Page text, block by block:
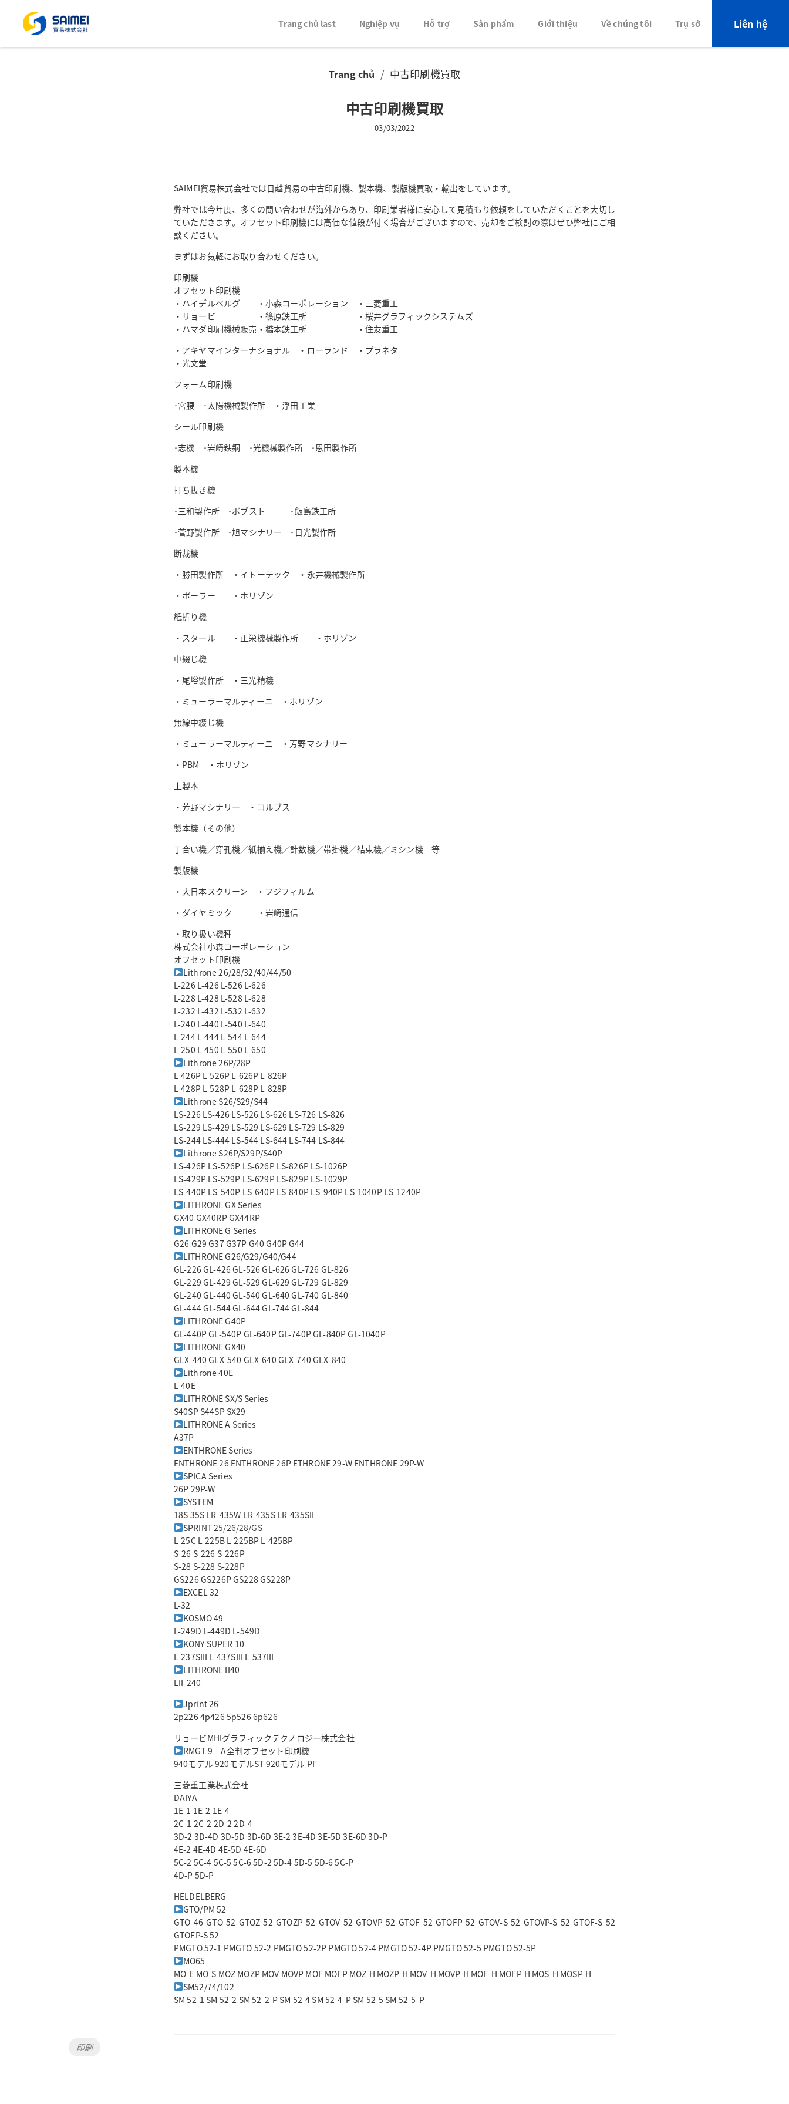
Trang chủ last Nghiệp vụ Hỗ trợ Sản phẩm Giới thiệu Về chúng tôi Trụ sở Liên hệ
Trang chủ / 中古印刷機買取
中古印刷機買取
03/03/2022
SAIMEI貿易株式会社では日越貿易の中古印刷機、製本機、製版機買取・輸出をしています。
弊社では今年度、多くの問い合わせが海外からあり、印刷業者様に安心して見積もり依頼をしていただくことを大切し
ていただきます。オフセット印刷機には高価な値段が付く場合がございますので、売却をご検討の際はぜひ弊社にご相
談ください。
まずはお気軽にお取り合わせください。
印刷機
オフセット印刷機
・ハイデルベルグ ・小森コーポレーション ・三菱重工
・リョービ ・篠原鉄工所 ・桜井グラフィックシステムズ
・ハマダ印刷機械販売・橋本鉄工所 ・住友重工
・アキヤマインターナショナル ・ローランド ・プラネタ
・光文堂
フォーム印刷機
･宮腰 ･太陽機械製作所 ・浮田工業
シール印刷機
･志機 ･岩崎鉄鋼 ･光機械製作所 ･恩田製作所
製本機
打ち抜き機
･三和製作所 ･ボブスト ･飯島鉄工所
･菅野製作所 ･旭マシナリー ･日光製作所
断裁機
・勝田製作所 ・イトーテック ・永井機械製作所
・ポーラー ・ホリゾン
紙折り機
・スタール ・正栄機械製作所 ・ホリゾン
中綴じ機
・尾﨏製作所 ・三光精機
・ミューラーマルティーニ ・ホリゾン
無線中綴じ機
・ミューラーマルティーニ ・芳野マシナリー
・PBM ・ホリゾン
上製本
・芳野マシナリー ・コルブス
製本機（その他）
丁合い機／穿孔機／紙揃え機／計数機／帯掛機／結束機／ミシン機 等
製版機
・大日本スクリーン ・フジフィルム
・ダイヤミック ・岩崎通信
・取り扱い機種
株式会社小森コーポレーション
オフセット印刷機
Lithrone 26/28/32/40/44/50
L-226 L-426 L-526 L-626
L-228 L-428 L-528 L-628
L-232 L-432 L-532 L-632
L-240 L-440 L-540 L-640
L-244 L-444 L-544 L-644
L-250 L-450 L-550 L-650
Lithrone 26P/28P
L-426P L-526P L-626P L-826P
L-428P L-528P L-628P L-828P
Lithrone S26/S29/S44
LS-226 LS-426 LS-526 LS-626 LS-726 LS-826
LS-229 LS-429 LS-529 LS-629 LS-729 LS-829
LS-244 LS-444 LS-544 LS-644 LS-744 LS-844
Lithrone S26P/S29P/S40P
LS-426P LS-526P LS-626P LS-826P LS-1026P
LS-429P LS-529P LS-629P LS-829P LS-1029P
LS-440P LS-540P LS-640P LS-840P LS-940P LS-1040P LS-1240P
LITHRONE GX Series
GX40 GX40RP GX44RP
LITHRONE G Series
G26 G29 G37 G37P G40 G40P G44
LITHRONE G26/G29/G40/G44
GL-226 GL-426 GL-526 GL-626 GL-726 GL-826
GL-229 GL-429 GL-529 GL-629 GL-729 GL-829
GL-240 GL-440 GL-540 GL-640 GL-740 GL-840
GL-444 GL-544 GL-644 GL-744 GL-844
LITHRONE G40P
GL-440P GL-540P GL-640P GL-740P GL-840P GL-1040P
LITHRONE GX40
GLX-440 GLX-540 GLX-640 GLX-740 GLX-840
Lithrone 40E
L-40E
LITHRONE SX/S Series
S40SP S44SP SX29
LITHRONE A Series
A37P
ENTHRONE Series
ENTHRONE 26 ENTHRONE 26P ETHRONE 29-W ENTHRONE 29P-W
SPICA Series
26P 29P-W
SYSTEM
18S 35S LR-435W LR-435S LR-435SII
SPRINT 25/26/28/GS
L-25C L-225B L-225BP L-425BP
S-26 S-226 S-226P
S-28 S-228 S-228P
GS226 GS226P GS228 GS228P
EXCEL 32
L-32
KOSMO 49
L-249D L-449D L-549D
KONY SUPER 10
L-237SIII L-437SIII L-537III
LITHRONE II40
LII-240
Jprint 26
2p226 4p426 5p526 6p626
リョービMHIグラフィックテクノロジー株式会社
RMGT 9 – A全判オフセット印刷機
940モデル 920モデルST 920モデル PF
三菱重工業株式会社
DAIYA
1E-1 1E-2 1E-4
2C-1 2C-2 2D-2 2D-4
3D-2 3D-4D 3D-5D 3D-6D 3E-2 3E-4D 3E-5D 3E-6D 3D-P
4E-2 4E-4D 4E-5D 4E-6D
5C-2 5C-4 5C-5 5C-6 5D-2 5D-4 5D-5 5D-6 5C-P
4D-P 5D-P
HELDELBERG
GTO/PM 52
GTO 46 GTO 52 GTOZ 52 GTOZP 52 GTOV 52 GTOVP 52 GTOF 52 GTOFP 52 GTOV-S 52 GTOVP-S 52 GTOF-S 52
GTOFP-S 52
PMGTO 52-1 PMGTO 52-2 PMGTO 52-2P PMGTO 52-4 PMGTO 52-4P PMGTO 52-5 PMGTO 52-5P
MO65
MO-E MO-S MOZ MOZP MOV MOVP MOF MOFP MOZ-H MOZP-H MOV-H MOVP-H MOF-H MOFP-H MOS-H MOSP-H
SM52/74/102
SM 52-1 SM 52-2 SM 52-2-P SM 52-4 SM 52-4-P SM 52-5 SM 52-5-P
Tags
印刷